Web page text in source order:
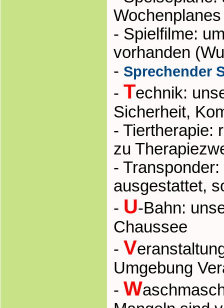
Wochenplanes
- Spielfilme:
vorhanden
- Sprechender
-Technik:
Sicherheit,
- Tiertherapie:
zu
-
ausgestattet,
- U-Bahn:
Chaussee
- V
Umgebung
- W